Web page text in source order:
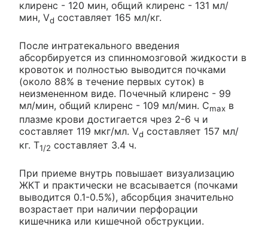
клиренс - 120 мин, общий клиренс - 131 мл/
мин, Vd составляет 165 мл/кг.
После интратекального введения
абсорбируется из спинномозговой жидкости в
кровоток и полностью выводится почками
(около 88% в течение первых суток) в
неизмененном виде. Почечный клиренс - 99
мл/мин, общий клиренс - 109 мл/мин. Cmax в
плазме крови достигается чрез 2-6 ч и
составляет 119 мкг/мл. Vd составляет 157 мл/
кг. T1/2 составляет 3.4 ч.
При приеме внутрь повышает визуализацию
ЖКТ и практически не всасывается (почками
выводится 0.1-0.5%), абсорбция значительно
возрастает при наличии перфорации
кишечника или кишечной обструкции.